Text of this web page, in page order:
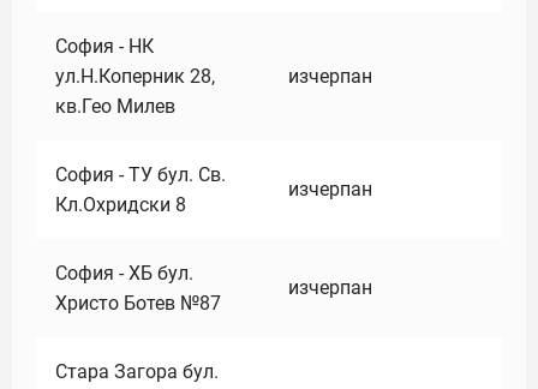
София - НК
ул.Н.Коперник 28,
кв.Гео Милев
изчерпан
София - ТУ бул. Св.
Кл.Охридски 8
изчерпан
София - ХБ бул.
Христо Ботев №87
изчерпан
Стара Загора бул.